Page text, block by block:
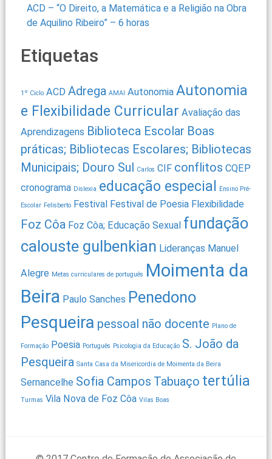
ACD – “O Direito, a Matemática e a Religião na Obra
de Aquilino Ribeiro” – 6 horas
Etiquetas
1º Ciclo ACD Adrega AMAI Autonomia Autonomia
e Flexibilidade Curricular Avaliação das
Aprendizagens Biblioteca Escolar Boas
práticas; Bibliotecas Escolares; Bibliotecas
Municipais; Douro Sul Carlos CIF conflitos CQEP
cronograma Dislexia educação especial Ensino Pré-
Escolar Felisberto Festival Festival de Poesia Flexibilidade
Foz Côa Foz Côa; Educação Sexual fundação
calouste gulbenkian Lideranças Manuel
Alegre Metas curriculares de português Moimenta da
Beira Paulo Sanches Penedono
Pesqueira pessoal não docente Plano de
Formação Poesia Português Psicologia da Educação S. João da
Pesqueira Santa Casa da Misericordia de Moimenta da Beira
Sernancelhe Sofia Campos Tabuaço tertúlia
Turmas Vila Nova de Foz Côa Vilas Boas